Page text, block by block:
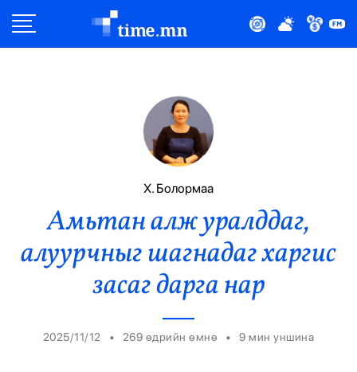
Эдийн Засаг
Нийтлэлчийн Булан
Эрүүл Мэнд
Орон Нутаг
Спорт
Х. Болормаа
Амьтан алж уралддаг,
алуурчныг шагнадаг харгис
засаг дарга нар
2025/11/12 • 269 өдрийн өмнө • 9 мин уншина